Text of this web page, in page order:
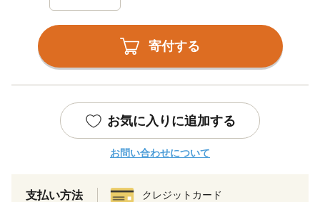
寄付する
お気に入りに追加する
お問い合わせについて
支払い方法 クレジットカード